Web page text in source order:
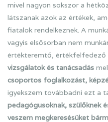
mivel nagyon sokszor a
látszanak azok az értékek,
fiatalok rendelkeznek. A
vagyis elsősorban nem
értékteremtő, értékfelfedező
vizsgálatok és tanácsadás
csoportos foglalkozást,
igyekszem továbbadni ezt a
pedagógusoknak, szülőknek
veszem megkeresésüket